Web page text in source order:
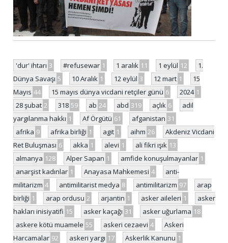
'dur' ihtarı 3 #refusewar 1 1 aralık 11 1 eylül 12
1.
Dünya Savaşı 5 10 Aralık 1 12 eylül 3 12 mart 1
15
Mayıs 44 15 mayıs dünya vicdani retçiler günü 6 2024 1
28 şubat 2 318 59 ab 24 abd 319 açlık 6
adil
yargılanma hakkı 1 Af Örgütü 61 afganistan 31
afrika 9 afrika birliği 1 agit 1 aihm 26
Akdeniz Vicdani
Ret Buluşması 6 akka 1 alevi 1 ali fikri ışık 13
almanya 128 Alper Sapan 1 amfide konuşulmayanlar 1
anarşist kadınlar 1 Anayasa Mahkemesi 4
anti-
militarizm 4 antimilitarist medya 8 antimilitarizm 97
arap
birliği 1 arap ordusu 2 arjantin 1 asker aileleri 1
asker
hakları inisiyatifi 15 asker kaçağı 31 asker uğurlama 18
askere kötü muamele 55 askeri cezaevi 4
Askeri
Harcamalar 92 askeri yargı 17 Askerlik Kanunu 1